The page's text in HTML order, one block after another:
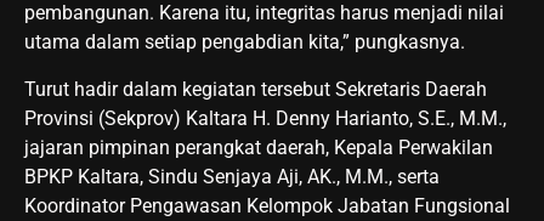
pembangunan. Karena itu, integritas harus menjadi nilai
utama dalam setiap pengabdian kita,” pungkasnya.
Turut hadir dalam kegiatan tersebut Sekretaris Daerah
Provinsi (Sekprov) Kaltara H. Denny Harianto, S.E., M.M.,
jajaran pimpinan perangkat daerah, Kepala Perwakilan
BPKP Kaltara, Sindu Senjaya Aji, AK., M.M., serta
Koordinator Pengawasan Kelompok Jabatan Fungsional